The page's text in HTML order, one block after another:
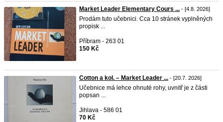
Market Leader Elementary Cours ... - [4.8. 2026]
Prodám tuto učebnici. Cca 10 stránek vyplněných
propisk ...
Příbram - 263 01
150 Kč
Cotton a kol. – Market Leader ... - [20.7. 2026]
Učebnice má lehce ohnuté rohy, uvnitř je z části
popsan ...
Jihlava - 586 01
70 Kč